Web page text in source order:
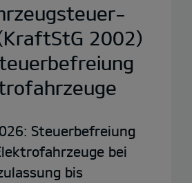
2002)
Steuerbefreiung
bei
bis